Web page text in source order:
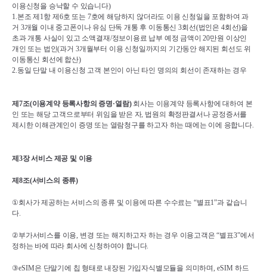
이용신청을 승낙할 수 있습니다)
1.본조 제 1항 제 6호 또는 7호에 해당하지 않더라도 이용 신청일을 포함하여 과
거 3개월 이내 중고폰이나 유심 단독 개통 후 이동통신 3회선(법인은 4회선)을
초과 개통 사실이 있고 소액결재/정보이용료 납부 예정 금액이 20만원 이상인
개인 또는 법인(과거 3개월부터 이용 신청일까지의 기간동안 해지된 회선도 위
이동통신 회선에 합산)
2.동일 단말 내 이용신청 고객 본인이 아닌 타인 명의의 회선이 존재하는 경우
제 7조(이용계약 등록사항의 증명·열람) 회사는 이용계약 등록사항에 대하여 본
인 또는 해당 고객으로부터 위임을 받은 자, 법원의 확정판결서나 공정증서를
제시한 이해관계인이 증명 또는 열람청구를 하고자 하는 때에는 이에 응합니다.
제 3장 서비스 제공 및 이용
제 8조(서비스의 종류)
①회사가 제공하는 서비스의 종류 및 이용에 따른 수수료는 “별표1”과 같습니
다.
②부가서비스를 이용, 변경 또는 해지하고자 하는 경우 이용고객은 “별표3”에서
정하는 바에 따라 회사에 신청하여야 합니다.
③eSIM은 단말기에 칩 형태로 내장된 가입자식별모듈을 의미하며, eSIM 하드